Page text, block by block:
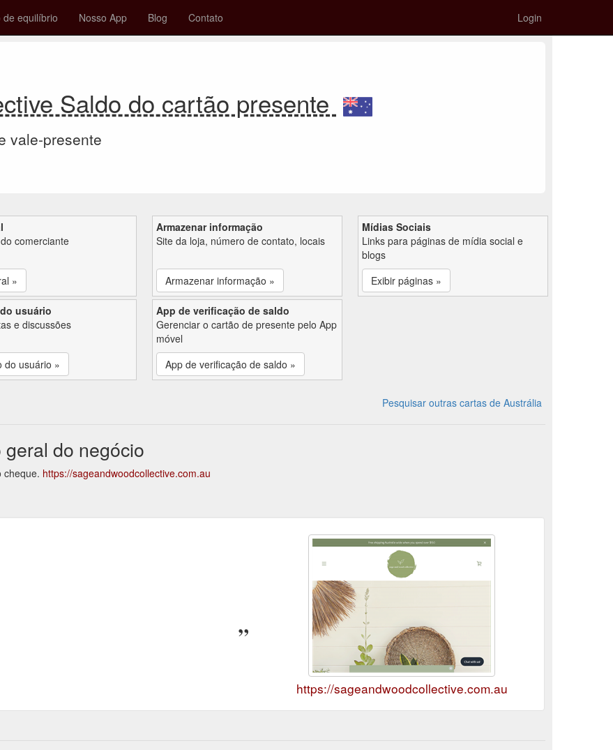
de equilíbrio Nosso App Blog Contato Login
Saldo do cartão presente
vale-presente
comerciante
»
Armazenar informação
Site da loja, número de contato, locais
Armazenar informação »
Mídias Sociais
Links para páginas de mídia social e
blogs
Exibir páginas »
usuário
e discussões
do usuário »
App de verificação de saldo
Gerenciar o cartão de presente pelo App
móvel
App de verificação de saldo »
Pesquisar outras cartas de Austrália
do negócio
cheque. https://sageandwoodcollective.com.au
https://sageandwoodcollective.com.au